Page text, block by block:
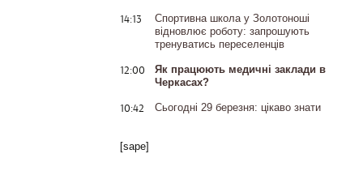
14:13
Спортивна школа у Золотоноші
відновлює роботу: запрошують
тренуватись переселенців
12:00
Як працюють медичні заклади в
Черкасах?
10:42 Сьогодні 29 березня: цікаво знати
[sape]